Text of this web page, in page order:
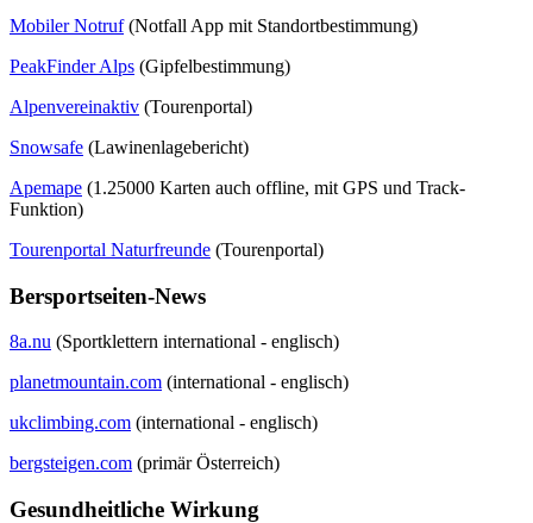
Mobiler Notruf(Notfall App mit Standortbestimmung)
PeakFinder Alps (Gipfelbestimmung)
Alpenvereinaktiv (Tourenportal)
Snowsafe (Lawinenlagebericht)
Apemape (1.25000 Karten auch offline, mit GPS und Track-
Funktion)
Tourenportal Naturfreunde (Tourenportal)
Bersportseiten-News
8a.nu (Sportklettern international - englisch)
planetmountain.com (international - englisch)
ukclimbing.com (international - englisch)
bergsteigen.com (primär Österreich)
Gesundheitliche Wirkung